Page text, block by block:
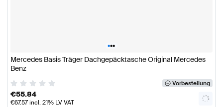
•••
Mercedes Basis Träger Dachgepäcktasche Original Mercedes
Benz
Vorbestellung
€55.84
€67.57incl. 21% LV VAT